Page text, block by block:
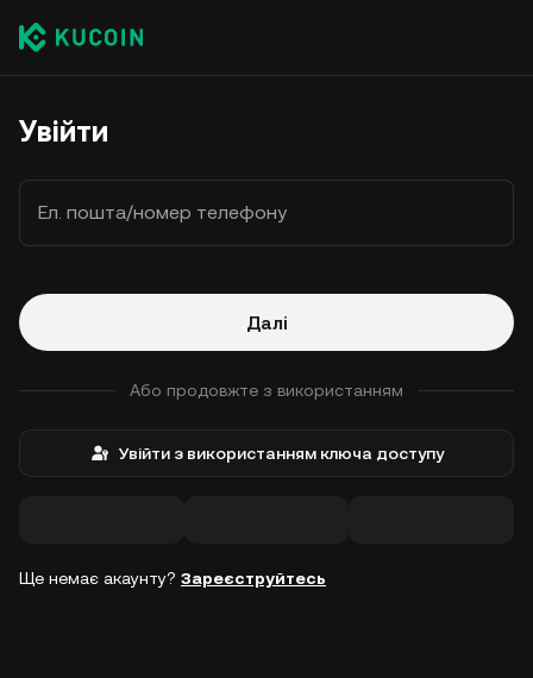
Увійти
Ел. пошта/номер телефону
Далі
Або продовжте з використанням
Увійти з використанням ключа доступу
Ще немає акаунту? Зареєструйтесь